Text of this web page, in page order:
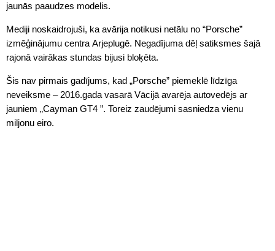
jaunās paaudzes modelis.
Mediji noskaidrojuši, ka avārija notikusi netālu no “Porsche”
izmēģinājumu centra Arjeplugē. Negadījuma dēļ satiksmes šajā
rajonā vairākas stundas bijusi bloķēta.
Šis nav pirmais gadījums, kad „Porsche” piemeklē līdzīga
neveiksme – 2016.gada vasarā Vācijā avarēja autovedējs ar
jauniem „Cayman GT4 ”. Toreiz zaudējumi sasniedza vienu
miljonu eiro.